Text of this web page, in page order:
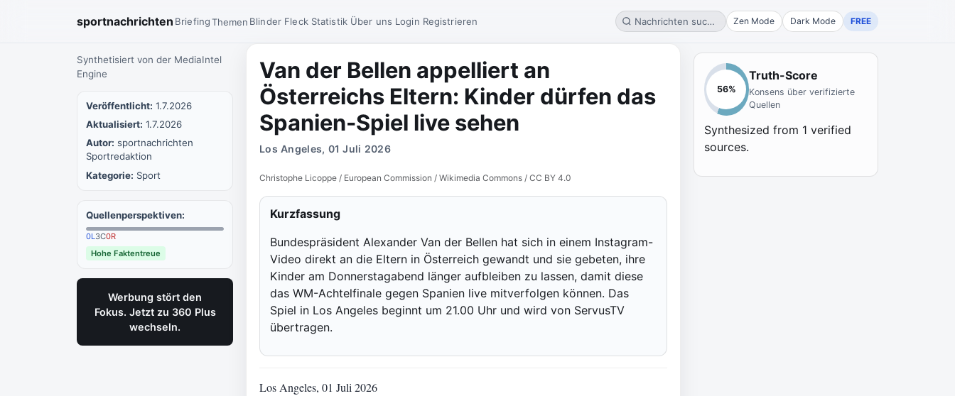
sportnachrichten BriefingThemen Blinder Fleck Statistik Über uns Login Registrieren Nachrichten suchen... Zen Mode Dark Mode FREE
Synthetisiert von der MediaIntel
Engine
Veröffentlicht: 1.7.2026
Aktualisiert: 1.7.2026
Autor: sportnachrichten
Sportredaktion
Kategorie: Sport
Quellenperspektiven:
0L3C0R
Hohe Faktentreue
Werbung stört den
Fokus. Jetzt zu 360 Plus
wechseln.
Van der Bellen appelliert an
Österreichs Eltern: Kinder dürfen das
Spanien-Spiel live sehen
Los Angeles, 01 Juli 2026
Christophe Licoppe / European Commission / Wikimedia Commons / CC BY 4.0
Kurzfassung
Bundespräsident Alexander Van der Bellen hat sich in einem Instagram-
Video direkt an die Eltern in Österreich gewandt und sie gebeten, ihre
Kinder am Donnerstagabend länger aufbleiben zu lassen, damit diese
das WM-Achtelfinale gegen Spanien live mitverfolgen können. Das
Spiel in Los Angeles beginnt um 21.00 Uhr und wird von ServusTV
übertragen.
Los Angeles, 01 Juli 2026
56%
Truth-Score
Konsens über verifizierte
Quellen
Synthesized from 1 verified
sources.